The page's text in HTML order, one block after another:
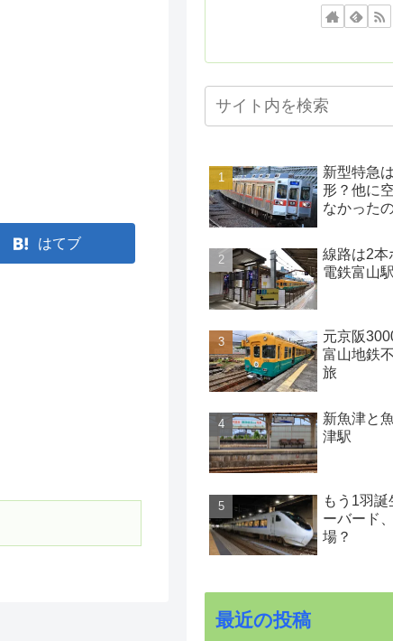
はてブ
新型特急
形？他に
なかった
線路は2本
電鉄富山駅
元京阪
富山地鉄
旅
新魚津と
津駅
もう1羽
ーバード
場？
最近の投稿